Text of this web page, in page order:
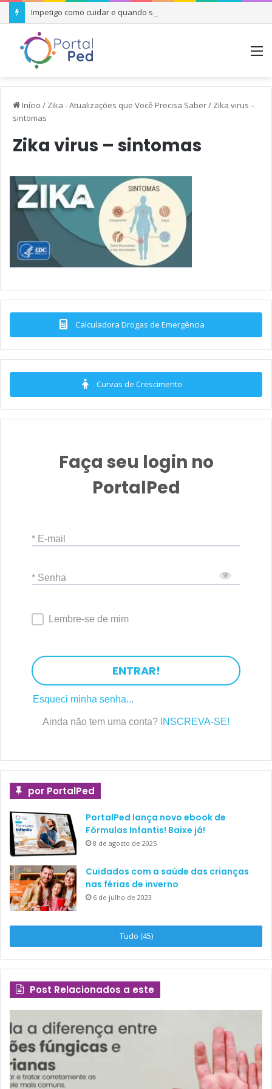
Impetigo como cuidar e quando se preocupar
Início / Zika - Atualizações que Você Precisa Saber/ Zika virus –
sintomas
Zika virus – sintomas
Calculadora Drogas de Emergência
Curvas de Crescimento
Faça seu login no
PortalPed
* E-mail
* Senha
Lembre-se de mim
ENTRAR!
Esqueci minha senha...
Ainda não tem uma conta? INSCREVA-SE!
por PortalPed
PortalPed lança novo ebook de
Fórmulas Infantis! Baixe já!
8 de agosto de 2025
Cuidados com a saúde das crianças
nas férias de inverno
6 de julho de 2023
Tudo (45)
Post Relacionados a este